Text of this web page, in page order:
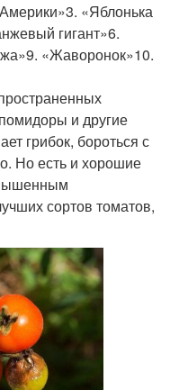
«Яблонька
гигант»6.
«Жаворонок»10.
и другие
грибок, бороться с
Но есть и хорошие
сортов томатов,